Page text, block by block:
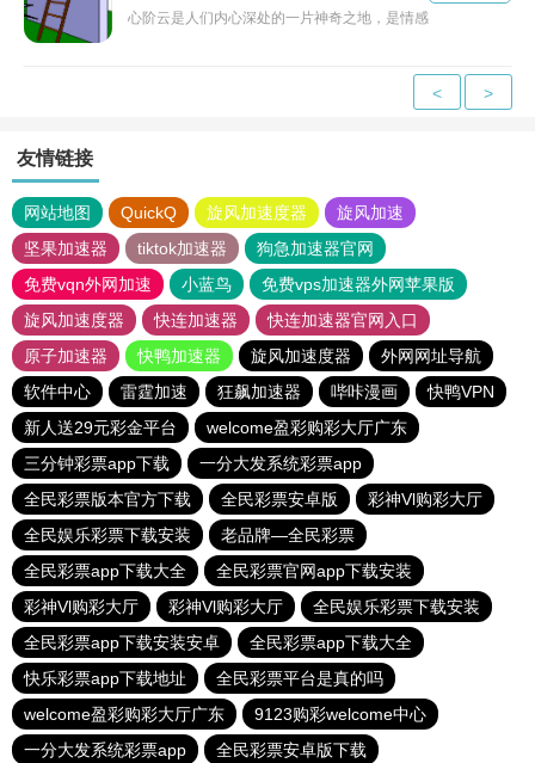
心阶云是人们内心深处的一片神奇之地，是情感的沉淀和思考的
< >
友情链接
网站地图 QuickQ 旋风加速度器
旋风加速
坚果加速器
tiktok加速器
狗急加速器官网
免费vqn外网加速
小蓝鸟
免费vps加速器外网苹果版
旋风加速度器
快连加速器
快连加速器官网入口
原子加速器
快鸭加速器 旋风加速度器
外网网址导航
软件中心
雷霆加速 狂飙加速器 哔咔漫画
快鸭VPN
新人送29元彩金平台
welcome盈彩购彩大厅广东
三分钟彩票app下载
一分大发系统彩票app
全民彩票版本官方下载
全民彩票安卓版
彩神Vl购彩大厅
全民娱乐彩票下载安装
老品牌—全民彩票
全民彩票app下载大全
全民彩票官网app下载安装
彩神Vl购彩大厅
彩神Vl购彩大厅
全民娱乐彩票下载安装
全民彩票app下载安装安卓
全民彩票app下载大全
快乐彩票app下载地址
全民彩票平台是真的吗
welcome盈彩购彩大厅广东
9123购彩welcome中心
一分大发系统彩票app
全民彩票安卓版下载